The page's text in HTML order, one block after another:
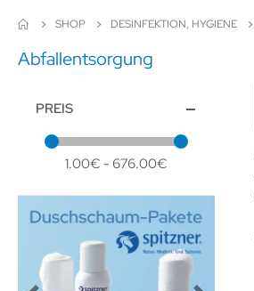
SHOP DESINFEKTION, HYGIENE
Abfallentsorgung
PREIS
1.00€ - 676.00€